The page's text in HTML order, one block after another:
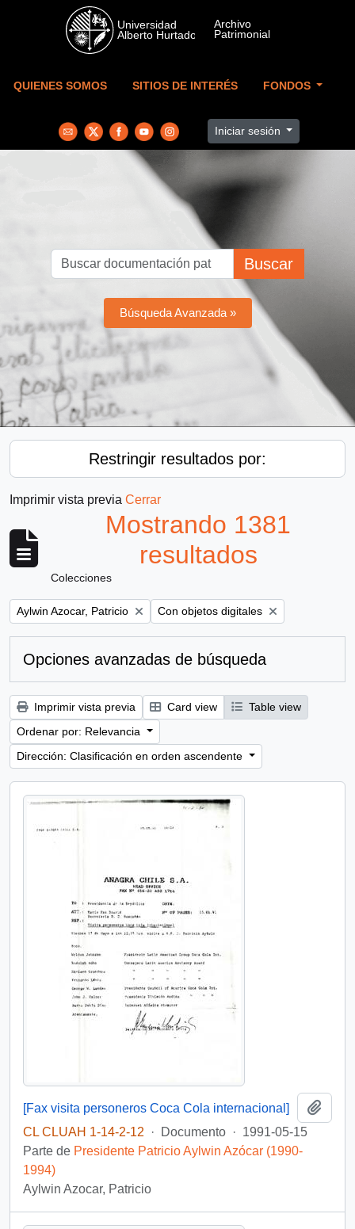
Skip to main content
QUIENES SOMOS SITIOS DE INTERÉS FONDOS
Iniciar sesión
Buscar
Búsqueda Avanzada »
Restringir resultados por:
Imprimir vista previa Cerrar
Mostrando 1381
resultados
Colecciones
Remove filter:
Aylwin Azocar, Patricio Remove filter:
Con objetos digitales
Opciones avanzadas de búsqueda
Imprimir vista previa Card view
Table view
Ordenar por: Relevancia
Dirección: Clasificación en orden ascendente
[Fax visita personeros Coca Cola internacional]
CL CLUAH 1-14-2-12
· Documento · 1991-05-15
Parte de Presidente Patricio Aylwin Azócar (1990-
1994)
Aylwin Azocar, Patricio